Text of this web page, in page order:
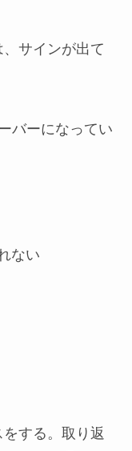
サインが出て
バーになってい
ない
する。取り返